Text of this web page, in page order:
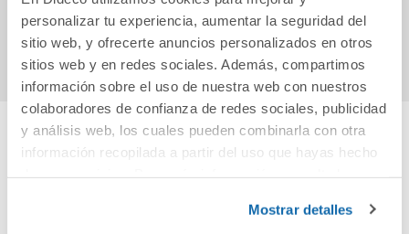
personalizar tu experiencia, aumentar la seguridad del
sitio web, y ofrecerte anuncios personalizados en otros
sitios web y en redes sociales. Además, compartimos
información sobre el uso de nuestra web con nuestros
colaboradores de confianza de redes sociales, publicidad
y análisis web, los cuales pueden combinarla con otra
información recopilada a partir del uso que hayas hecho
Mostrar detalles
Comprar
Comprar
Cuéntanos tu opinión
¡Sé el primero en valorar este producto!